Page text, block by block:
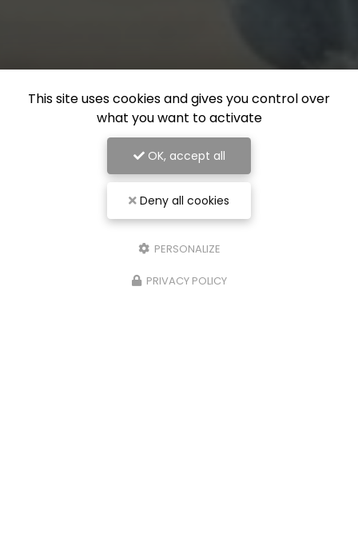
This site uses cookies and gives you control over
what you want to activate
OK, accept all
Deny all cookies
PERSONALIZE
PRIVACY POLICY